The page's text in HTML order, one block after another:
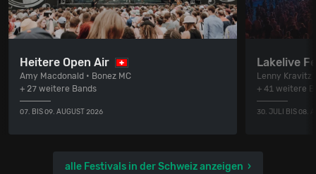
Heitere Open Air
Amy Macdonald • Bonez MC
+ 27 weitere Bands
07. BIS 09. AUGUST 2026
Lakelive
Lenny Kravitz
+ 41 weitere
30. JULI BIS 08.
alle Festivals in der Schweiz anzeigen